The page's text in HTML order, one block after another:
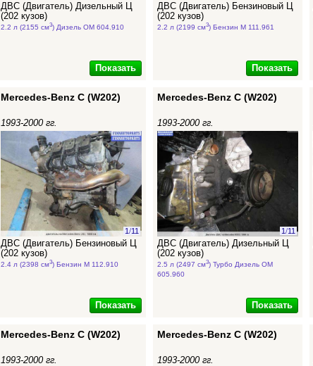
ДВС (Двигатель) Дизельный Ц
(202 кузов)
2.2 л (2155 см3) Дизель OM 604.910
Показать
ДВС (Двигатель) Бензиновый Ц
(202 кузов)
2.2 л (2199 см3) Бензин M 111.961
Показать
Mercedes-Benz C (W202)
1993-2000 гг.
1/11
ДВС (Двигатель) Бензиновый Ц
(202 кузов)
2.4 л (2398 см3) Бензин M 112.910
Показать
Mercedes-Benz C (W202)
1993-2000 гг.
1/11
ДВС (Двигатель) Дизельный Ц
(202 кузов)
2.5 л (2497 см3) Турбо Дизель OM
605.960
Показать
Mercedes-Benz C (W202)
1993-2000 гг.
Mercedes-Benz C (W202)
1993-2000 гг.